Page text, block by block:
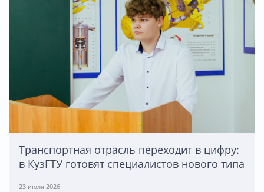
Транспортная отрасль переходит в цифру:
в КузГТУ готовят специалистов нового типа
23 июля 2026